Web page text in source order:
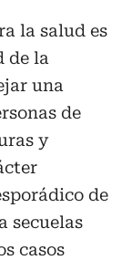
la salud es
de la
una
de
y
de
secuelas
casos